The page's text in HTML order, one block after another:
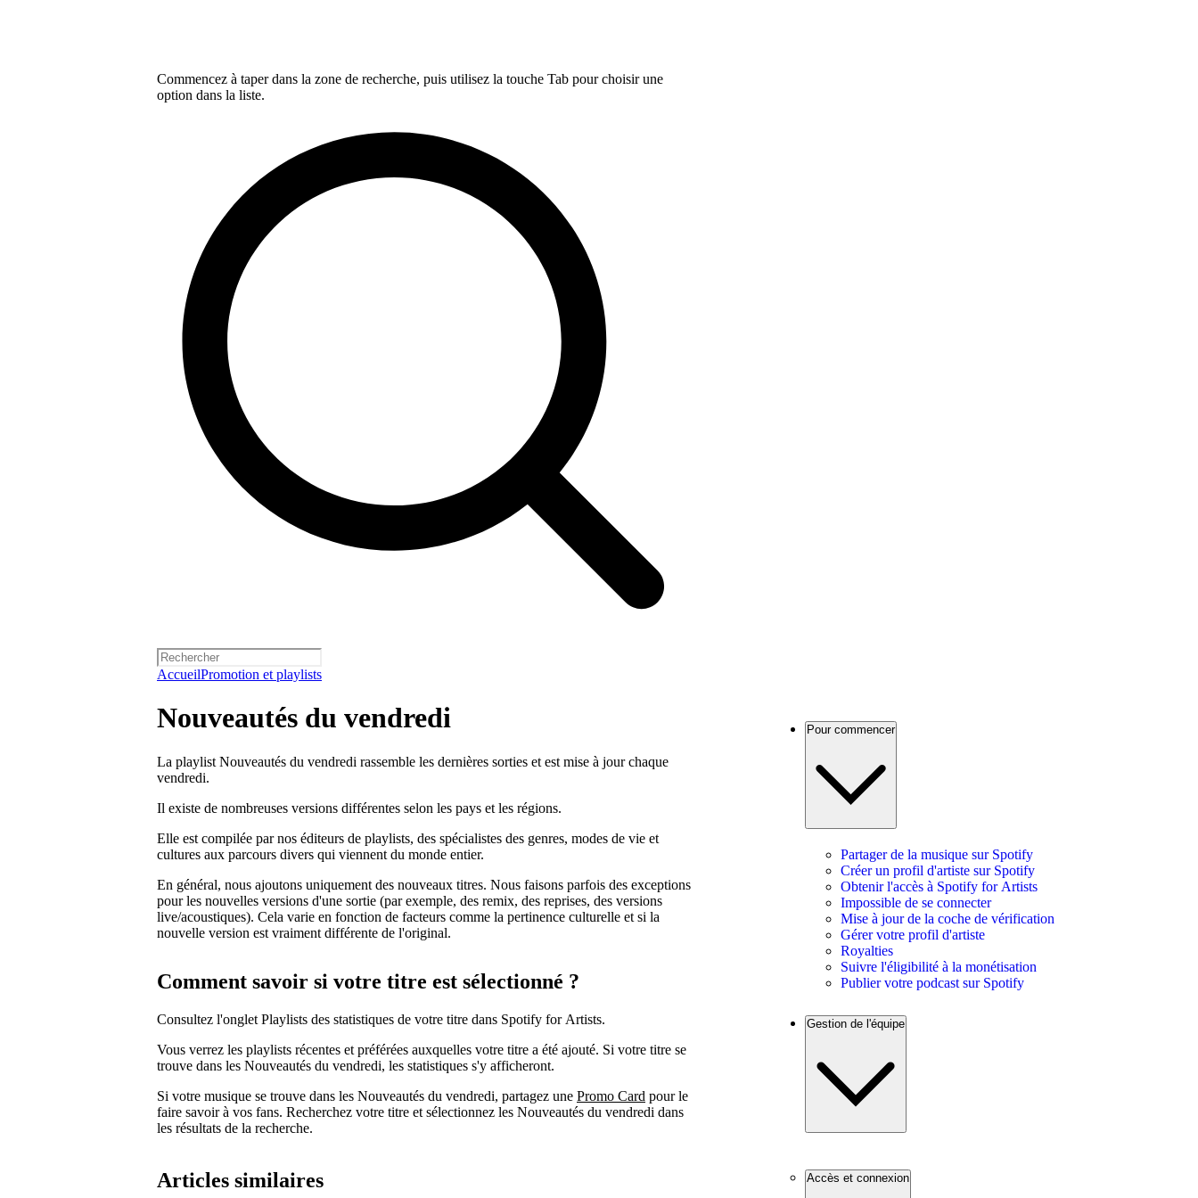
Commencez à taper dans la zone de recherche, puis utilisez la touche Tab pour choisir une
option dans la liste.
AccueilPromotion et playlists
Nouveautés du vendredi
La playlist Nouveautés du vendredi rassemble les dernières sorties et est mise à jour chaque
vendredi.
Il existe de nombreuses versions différentes selon les pays et les régions.
Elle est compilée par nos éditeurs de playlists, des spécialistes des genres, modes de vie et
cultures aux parcours divers qui viennent du monde entier.
En général, nous ajoutons uniquement des nouveaux titres. Nous faisons parfois des exceptions
pour les nouvelles versions d'une sortie (par exemple, des remix, des reprises, des versions
live/acoustiques). Cela varie en fonction de facteurs comme la pertinence culturelle et si la
nouvelle version est vraiment différente de l'original.
Comment savoir si votre titre est sélectionné ?
Consultez l'onglet Playlists des statistiques de votre titre dans Spotify for Artists.
Vous verrez les playlists récentes et préférées auxquelles votre titre a été ajouté. Si votre titre se
trouve dans les Nouveautés du vendredi, les statistiques s'y afficheront.
Si votre musique se trouve dans les Nouveautés du vendredi, partagez une Promo Card pour le
faire savoir à vos fans. Recherchez votre titre et sélectionnez les Nouveautés du vendredi dans
les résultats de la recherche.
Articles similaires
Pour commencer
Partager de la musique sur Spotify
Créer un profil d'artiste sur Spotify
Obtenir l'accès à Spotify for Artists
Impossible de se connecter
Mise à jour de la coche de vérification
Gérer votre profil d'artiste
Royalties
Suivre l'éligibilité à la monétisation
Publier votre podcast sur Spotify
Gestion de l'équipe
Accès et connexion